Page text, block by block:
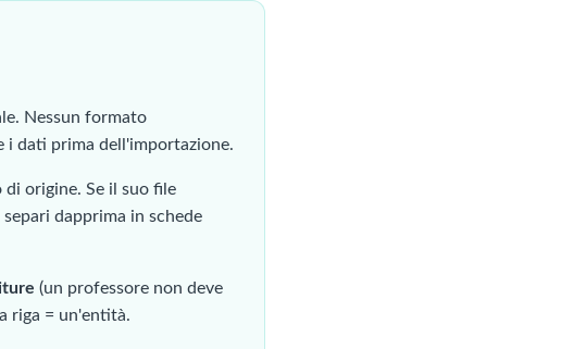
Nessun formato
i dati prima dell'importazione.
origine. Se il suo file
dapprima in schede
(un professore non deve
riga = un'entità.